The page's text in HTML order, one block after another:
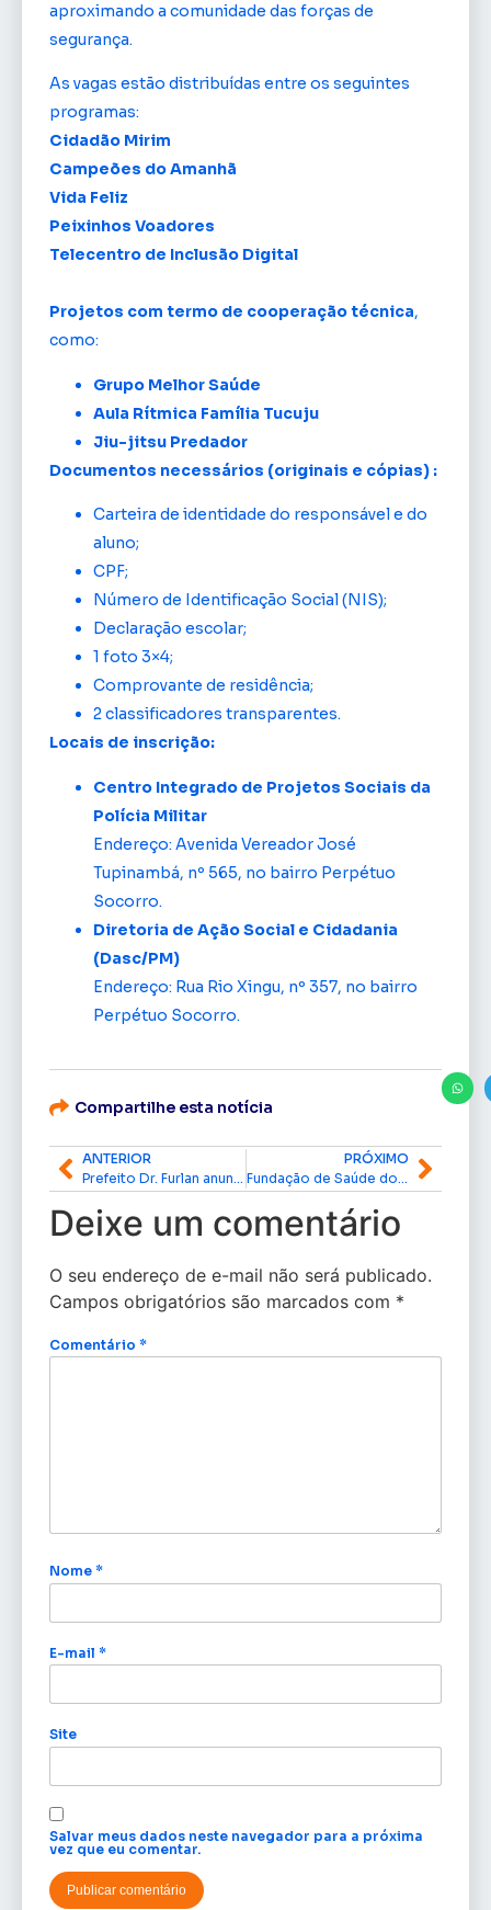
aproximando a comunidade das forças de
segurança.
As vagas estão distribuídas entre os seguintes
programas:
Cidadão Mirim
Campeões do Amanhã
Vida Feliz
Peixinhos Voadores
Telecentro de Inclusão Digital
Projetos com termo de cooperação técnica,
como:
Grupo Melhor Saúde
Aula Rítmica Família Tucuju
Jiu-jitsu Predador
Documentos necessários (originais e cópias) :
Carteira de identidade do responsável e do
aluno;
CPF;
Número de Identificação Social (NIS);
Declaração escolar;
1 foto 3×4;
Comprovante de residência;
2 classificadores transparentes.
Locais de inscrição:
Centro Integrado de Projetos Sociais da
Polícia Militar
Endereço: Avenida Vereador José
Tupinambá, nº 565, no bairro Perpétuo
Socorro.
Diretoria de Ação Social e Cidadania
(Dasc/PM)
Endereço: Rua Rio Xingu, nº 357, no bairro
Perpétuo Socorro.
Compartilhe esta notícia
ANTERIOR
PRÓXIMO
Deixe um comentário
O seu endereço de e-mail não será publicado.
Campos obrigatórios são marcados com *
Comentário *
Nome *
E-mail *
Site
Salvar meus dados neste navegador para a próxima
vez que eu comentar.